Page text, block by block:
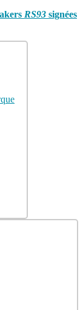
RS93 signées